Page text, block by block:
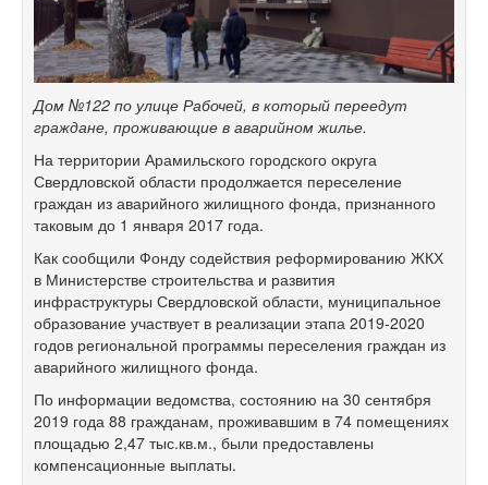
Дом №122 по улице Рабочей, в который переедут
граждане, проживающие в аварийном жилье.
На территории Арамильского городского округа
Свердловской области продолжается переселение
граждан из аварийного жилищного фонда, признанного
таковым до 1 января 2017 года.
Как сообщили Фонду содействия реформированию ЖКХ
в Министерстве строительства и развития
инфраструктуры Свердловской области, муниципальное
образование участвует в реализации этапа 2019-2020
годов региональной программы переселения граждан из
аварийного жилищного фонда.
По информации ведомства, состоянию на 30 сентября
2019 года 88 гражданам, проживавшим в 74 помещениях
площадью 2,47 тыс.кв.м., были предоставлены
компенсационные выплаты.